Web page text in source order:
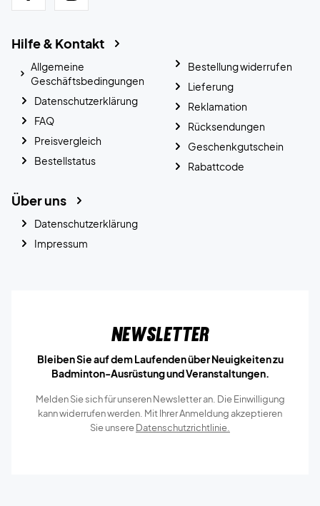
Hilfe & Kontakt
Allgemeine
Geschäftsbedingungen
Datenschutzerklärung
FAQ
Preisvergleich
Bestellstatus
Bestellung widerrufen
Lieferung
Reklamation
Rücksendungen
Geschenkgutschein
Rabattcode
Über uns
Datenschutzerklärung
Impressum
Newsletter
Bleiben Sie auf dem Laufenden über Neuigkeiten zu
Badminton-Ausrüstung und Veranstaltungen.
Melden Sie sich für unseren Newsletter an. Die Einwilligung
kann widerrufen werden. Mit Ihrer Anmeldung akzeptieren
Sie unsereDatenschutzrichtlinie.